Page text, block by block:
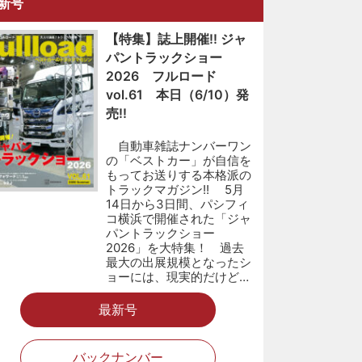
号
【特集】誌上開催!! ジャ
パントラックショー
2026 フルロード
vol.61 本日（6/10）発
売!!
自動車雑誌ナンバーワン
の「ベストカー」が自信を
もってお送りする本格派の
トラックマガジン!! 5月
14日から3日間、パシフィ
コ横浜で開催された「ジャ
パントラックショー
2026」を大特集！ 過去
最大の出展規模となったシ
ョーには、現実的だけど…
最新号
バックナンバー